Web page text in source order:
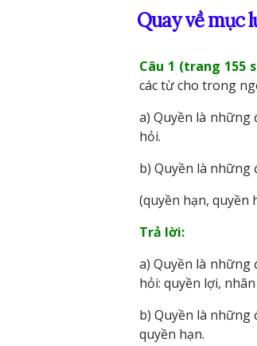
Quay về mục
Câu 1 (trang 155
các từ cho trong
a) Quyền là những
hỏi.
b) Quyền là những
(quyền hạn, quyền
Trả lời:
a) Quyền là những
hỏi: quyền lợi,
b) Quyền là những
quyền hạn.